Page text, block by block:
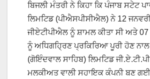
ਬਿਜਲੀ ਮੰਤਰੀ ਨੇ ਕਿਹਾ ਕਿ ਪੰਜਾਬ ਸਟੇਟ
ਲਿਮਟਿਡ (ਪੀਐਸਪੀਸੀਐਲ) ਨੇ 12
ਜੀਏਟੀਪੀਐਲ ਨੂੰ ਸ਼ਾਮਲ ਕੀਤਾ ਸੀ ਅਤੇ
ਨੂੰ ਅਧਿਗਹ੍ਰਿਣ ਪ੍ਰਕਿਰਿਆ ਪੂਰੀ ਹੋਣ ਨਾਲ
(ਗੋਇੰਦਵਾਲ ਸਾਹਿਬ) ਲਿਮਟਿਡ
ਮਲਕੀਅਤ ਵਾਲੀ ਸਹਾਇਕ ਕੰਪਨੀ ਬਣ